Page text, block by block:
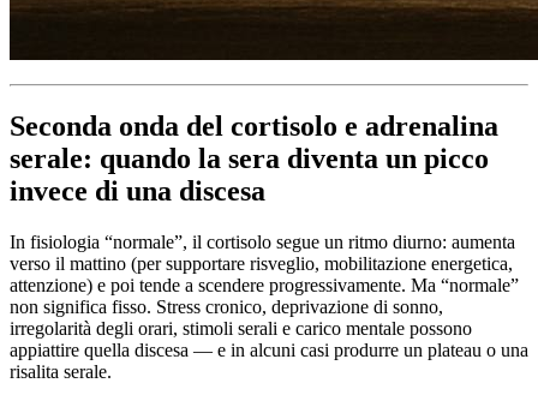
Seconda onda del cortisolo e adrenalina
serale: quando la sera diventa un picco
invece di una discesa
In fisiologia “normale”, il cortisolo segue un ritmo diurno: aumenta
verso il mattino (per supportare risveglio, mobilitazione energetica,
attenzione) e poi tende a scendere progressivamente. Ma “normale”
non significa fisso. Stress cronico, deprivazione di sonno,
irregolarità degli orari, stimoli serali e carico mentale possono
appiattire quella discesa — e in alcuni casi produrre un plateau o una
risalita serale.